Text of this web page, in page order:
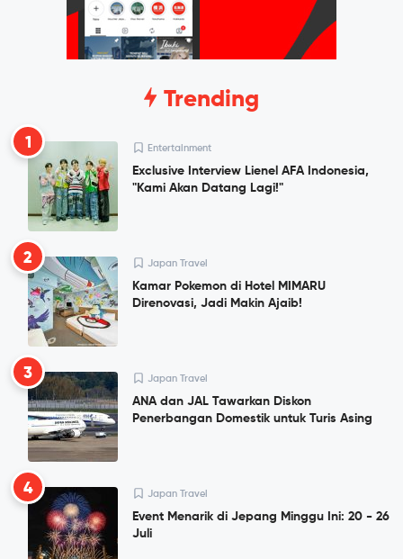
Trending
1 Entertainment
Exclusive Interview Lienel AFA Indonesia,
"Kami Akan Datang Lagi!"
2 Japan Travel
Kamar Pokemon di Hotel MIMARU
Direnovasi, Jadi Makin Ajaib!
3 Japan Travel
ANA dan JAL Tawarkan Diskon
Penerbangan Domestik untuk Turis Asing
4 Japan Travel
Event Menarik di Jepang Minggu Ini: 20 - 26
Juli